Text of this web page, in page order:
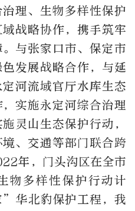
理、生物多样性保护
战略协作，携手筑牢
与张家口市、保定市
发展战略合作，与延
河流域官厅水库生态
实施永定河综合治理
灵山生态保护行动，
、交通等部门联合跨
年，门头沟区在全市
物多样性保护行动计
华北豹保护工程，我